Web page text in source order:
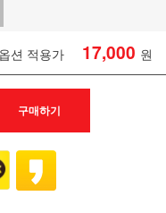
옵션 적용가 17,000 원
구매하기